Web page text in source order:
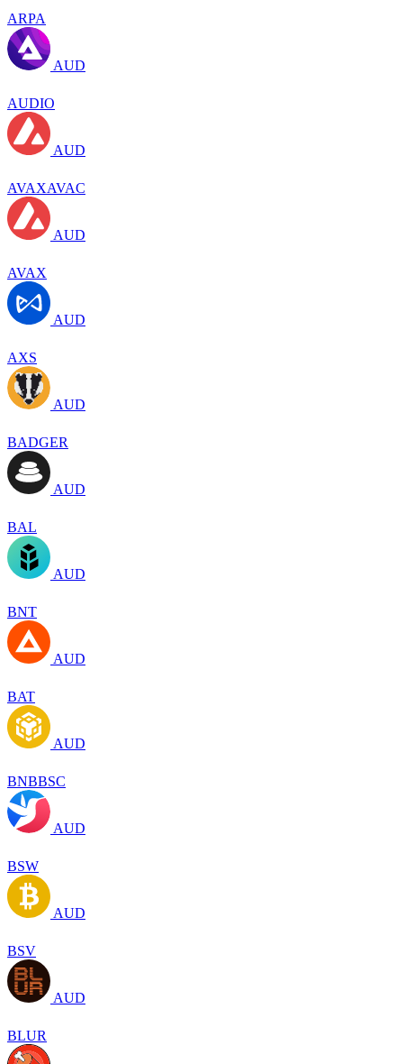
ARPA
AUD
AUDIO
AUD
AVAXAVAC
AUD
AVAX
AUD
AXS
AUD
BADGER
AUD
BAL
AUD
BNT
AUD
BAT
AUD
BNBBSC
AUD
BSW
AUD
BSV
AUD
BLUR